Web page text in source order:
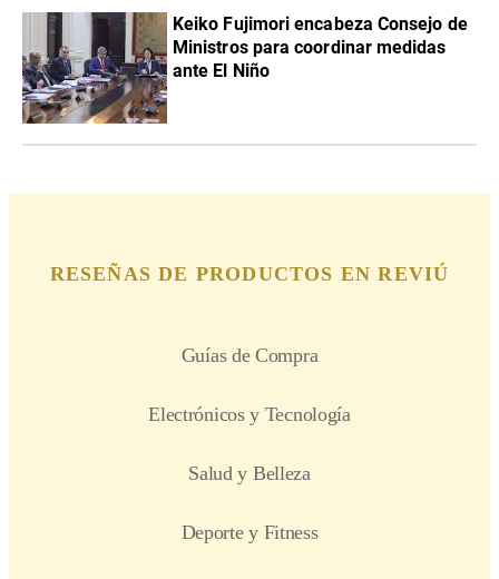
Keiko Fujimori encabeza Consejo de
Ministros para coordinar medidas
ante El Niño